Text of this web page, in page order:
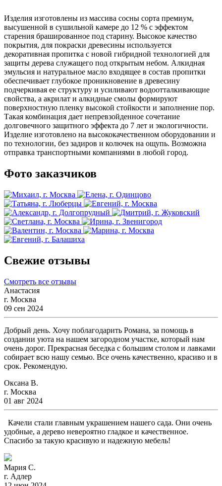
Изделия изготовлены из массива сосны сорта премиум,
высушенной в сушильной камере до 12 % с эффектом
старения брашированное под старину. Высокое качество
покрытия, для покраски древесины используется
декоративная пропитка с новой гибридной технологией для
защиты дерева служащего под открытым небом. Алкидная
эмульсия и натуральное масло входящее в состав пропитки
обеспечивает глубокое проникновение в древесину
подчеркивая ее структуру и усиливают водоотталкивающие
свойства, а акрилат и алкидные смолы формируют
поверхностную пленку высокой стойкости и заполнение пор.
Такая комбинация дает непревзойденное сочетание
долговечного защитного эффекта до 7 лет и экологичности.
Изделие изготовлено на высококачественном оборудовании и
по технологии, без задиров и колючек на ощупь. Возможна
отправка транспортными компаниями в любой город.
Фото заказчиков
Свежие отзывы
Смотреть все отзывы
Анастасия
г. Москва
09 сен 2024
Добрый день. Хочу поблагодарить Романа, за помощь в
создании уюта на нашем загородном участке, который нам
очень дорог. Прекрасная беседка с большим столом и лавками
собирает всю нашу семью. Все очень качественно, красиво и в
срок. Рекомендую.
Оксана В.
г. Москва
01 авг 2024
Качели стали главным украшением нашего сада. Они очень
удобные, а дерево невероятно гладкое и качественное.
Спасибо за такую красивую и надежную мебель!
Мария С.
г. Адлер